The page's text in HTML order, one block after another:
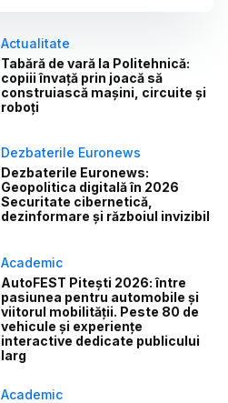
Actualitate
Tabără de vară la Politehnică:
copiii învață prin joacă să
construiască mașini, circuite și
roboți
Dezbaterile Euronews
Dezbaterile Euronews:
Geopolitica digitală în 2026
Securitate cibernetică,
dezinformare și războiul invizibil
Academic
AutoFEST Pitești 2026: între
pasiunea pentru automobile și
viitorul mobilității. Peste 80 de
vehicule și experiențe
interactive dedicate publicului
larg
Academic